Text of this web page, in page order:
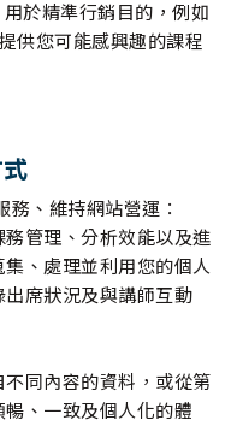
於精準行銷目的，例如
供您可能感興趣的課程
、維持網站營運：
管理、分析效能以及進
、處理並利用您的個人
席狀況及與講師互動
同內容的資料，或從第
、一致及個人化的體